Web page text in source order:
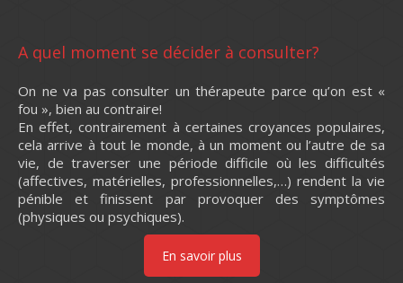
A quel moment se décider à consulter?
On ne va pas consulter un thérapeute parce qu’on est «
fou », bien au contraire!
En effet, contrairement à certaines croyances populaires,
cela arrive à tout le monde, à un moment ou l’autre de sa
vie, de traverser une période difficile où les difficultés
(affectives, matérielles, professionnelles,…) rendent la vie
pénible et finissent par provoquer des symptômes
(physiques ou psychiques).
En savoir plus